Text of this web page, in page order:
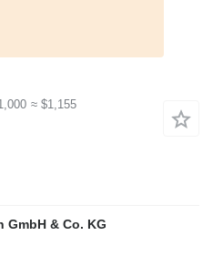
≈ $1,155
& Co. KG